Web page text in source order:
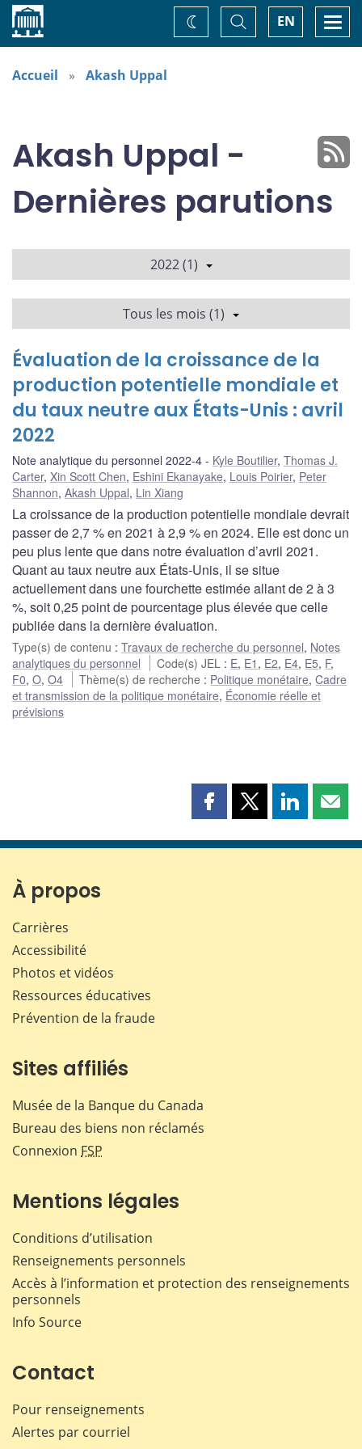
Accueil EN
Basculer
la
recherche
Changez
de
Accueil Akash Uppal
Akash Uppal -
Dernières parutions
2022 (1)
Tous les mois (1)
Évaluation de la croissance de la
production potentielle mondiale et
du taux neutre aux États-Unis : avril
2022
Note analytique du personnel 2022-4 Kyle Boutilier, Thomas J.
Carter, Xin Scott Chen, Eshini Ekanayake, Louis Poirier, Peter
Shannon, Akash Uppal, Lin Xiang
La croissance de la production potentielle mondiale devrait
passer de 2,7 % en 2021 à 2,9 % en 2024. Elle est donc un
peu plus lente que dans notre évaluation d’avril 2021.
Quant au taux neutre aux États-Unis, il se situe
actuellement dans une fourchette estimée allant de 2 à 3
%, soit 0,25 point de pourcentage plus élevée que celle
publiée dans la dernière évaluation.
Type(s) de contenu : Travaux de recherche du personnel, Notes
analytiques du personnel
Code(s) JEL : E, E1 , E2, E4, E5, F,
F0, O, O4 Thème(s) de recherche : Politique monétaire,Cadre
et transmission de la politique monétaire, Économie réelle et
prévisions
Partager
page
Partager
page
Partager
page page
À propos
Carrières
Accessibilité
Photos et vidéos
Ressources éducatives
Prévention de la fraude
Sites affiliés
Musée de la Banque du Canada
Bureau des biens non réclamés
Connexion FSP
Mentions légales
Conditions d’utilisation
Renseignements personnels
Accès à l’information et protection des renseignements
personnels
Info Source
Contact
Pour renseignements
Alertes par courriel